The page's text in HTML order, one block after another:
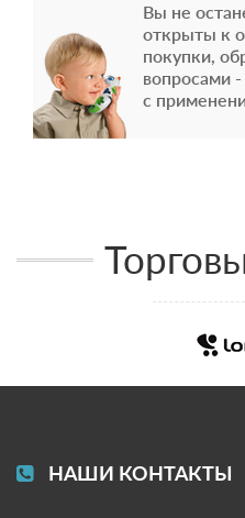
Вы не
открыты к
покупки,
вопросами
с
НАШИ КОНТАКТЫ